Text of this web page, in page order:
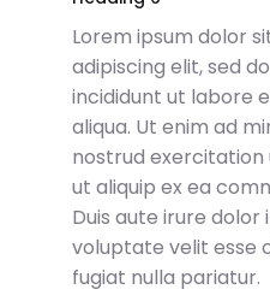
Lorem ipsum dolor
adipiscing elit, sed
incididunt ut labore
aliqua. Ut enim ad
nostrud exercitation
ut aliquip ex ea
Duis aute irure
voluptate velit esse
fugiat nulla pariatur.